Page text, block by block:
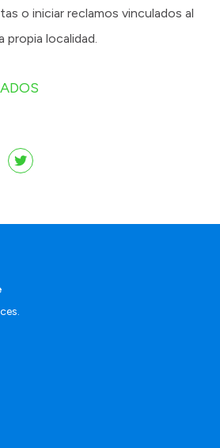
o iniciar reclamos vinculados al
localidad.